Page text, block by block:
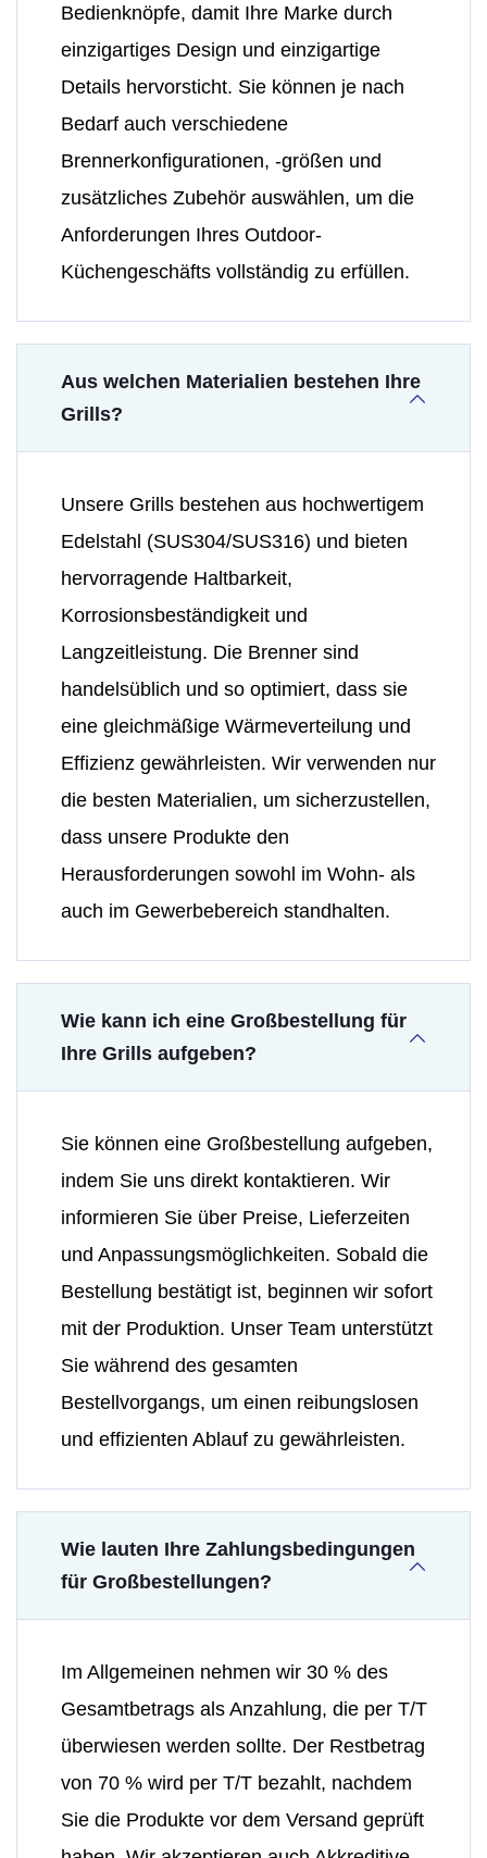
Bedienknöpfe, damit Ihre Marke durch
einzigartiges Design und einzigartige
Details hervorsticht. Sie können je nach
Bedarf auch verschiedene
Brennerkonfigurationen, -größen und
zusätzliches Zubehör auswählen, um die
Anforderungen Ihres Outdoor-
Küchengeschäfts vollständig zu erfüllen.
Aus welchen Materialien bestehen Ihre
Grills?
Unsere Grills bestehen aus hochwertigem
Edelstahl (SUS304/SUS316) und bieten
hervorragende Haltbarkeit,
Korrosionsbeständigkeit und
Langzeitleistung. Die Brenner sind
handelsüblich und so optimiert, dass sie
eine gleichmäßige Wärmeverteilung und
Effizienz gewährleisten. Wir verwenden nur
die besten Materialien, um sicherzustellen,
dass unsere Produkte den
Herausforderungen sowohl im Wohn- als
auch im Gewerbebereich standhalten.
Wie kann ich eine Großbestellung für
Ihre Grills aufgeben?
Sie können eine Großbestellung aufgeben,
indem Sie uns direkt kontaktieren. Wir
informieren Sie über Preise, Lieferzeiten
und Anpassungsmöglichkeiten. Sobald die
Bestellung bestätigt ist, beginnen wir sofort
mit der Produktion. Unser Team unterstützt
Sie während des gesamten
Bestellvorgangs, um einen reibungslosen
und effizienten Ablauf zu gewährleisten.
Wie lauten Ihre Zahlungsbedingungen
für Großbestellungen?
Im Allgemeinen nehmen wir 30 % des
Gesamtbetrags als Anzahlung, die per T/T
überwiesen werden sollte. Der Restbetrag
von 70 % wird per T/T bezahlt, nachdem
Sie die Produkte vor dem Versand geprüft